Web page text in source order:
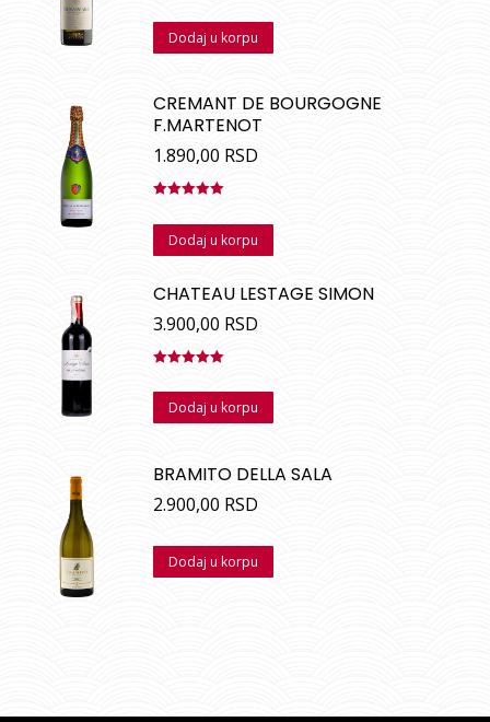
sa5.00od
Dodaj u korpu
CREMANT DE BOURGOGNE
F.MARTENOT
1.890,00 RSD
sa5.00od
Dodaj u korpu
CHATEAU LESTAGE SIMON
3.900,00 RSD
sa5.00od
Dodaj u korpu
BRAMITO DELLA SALA
2.900,00 RSD
Dodaj u korpu